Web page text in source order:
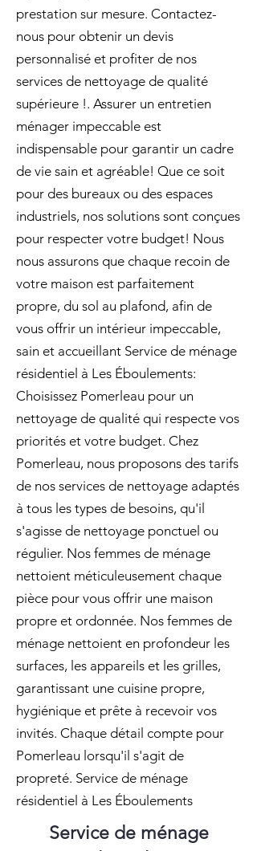
prestation sur mesure. Contactez-
nous pour obtenir un devis
personnalisé et profiter de nos
services de nettoyage de qualité
supérieure !. Assurer un entretien
ménager impeccable est
indispensable pour garantir un cadre
de vie sain et agréable! Que ce soit
pour des bureaux ou des espaces
industriels, nos solutions sont conçues
pour respecter votre budget! Nous
nous assurons que chaque recoin de
votre maison est parfaitement
propre, du sol au plafond, afin de
vous offrir un intérieur impeccable,
sain et accueillant Service de ménage
résidentiel à Les Éboulements:
Choisissez Pomerleau pour un
nettoyage de qualité qui respecte vos
priorités et votre budget. Chez
Pomerleau, nous proposons des tarifs
de nos services de nettoyage adaptés
à tous les types de besoins, qu'il
s'agisse de nettoyage ponctuel ou
régulier. Nos femmes de ménage
nettoient méticuleusement chaque
pièce pour vous offrir une maison
propre et ordonnée. Nos femmes de
ménage nettoient en profondeur les
surfaces, les appareils et les grilles,
garantissant une cuisine propre,
hygiénique et prête à recevoir vos
invités. Chaque détail compte pour
Pomerleau lorsqu'il s'agit de
propreté. Service de ménage
résidentiel à Les Éboulements
Service de ménage